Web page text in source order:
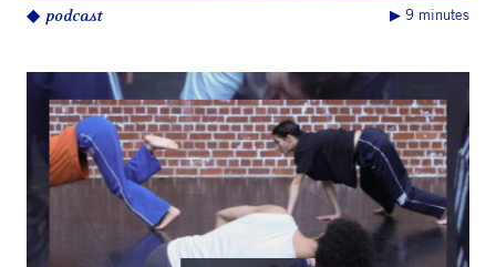
◆ podcast ▶︎ 9 minutes